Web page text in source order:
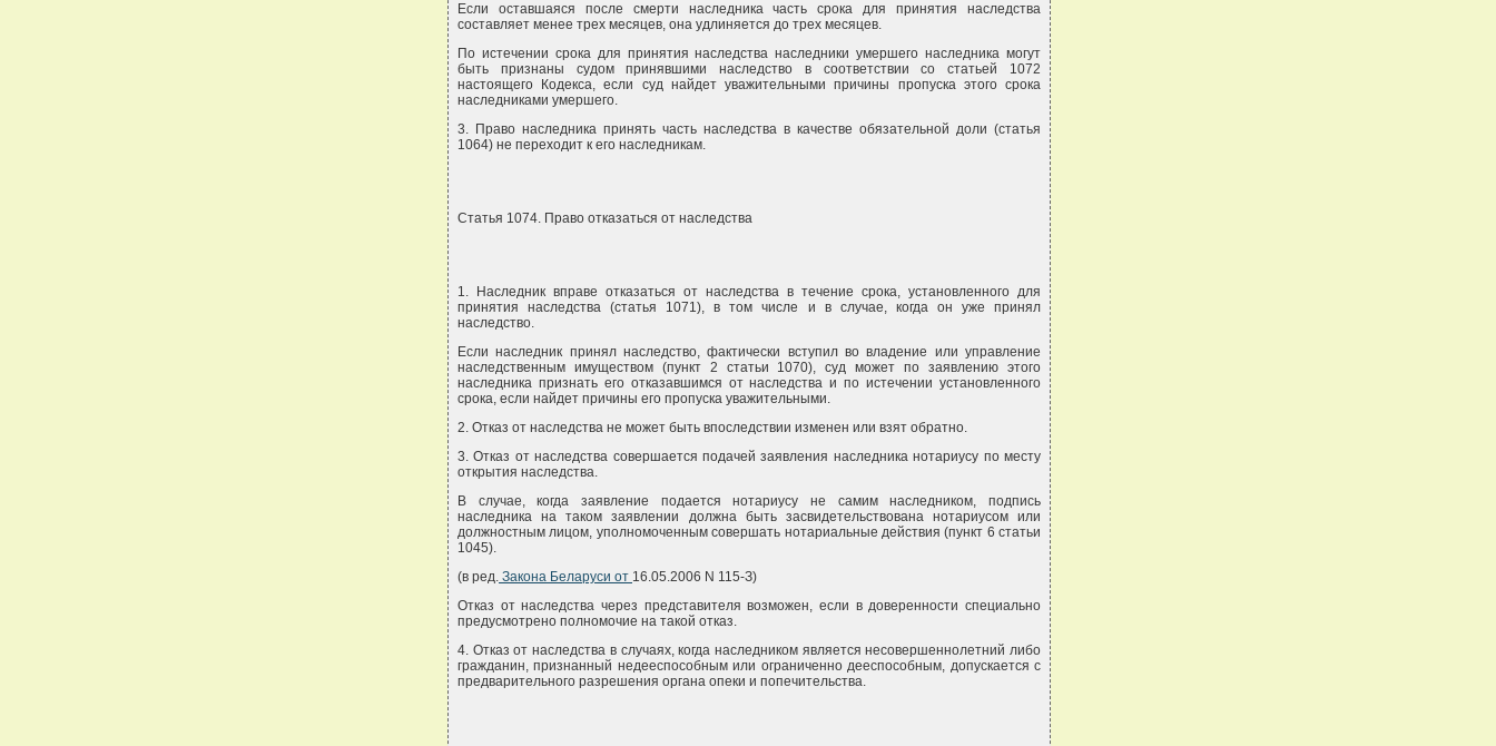
Если оставшаяся после смерти наследника часть срока для принятия наследства
составляет менее трех месяцев, она удлиняется до трех месяцев.
По истечении срока для принятия наследства наследники умершего наследника могут
быть признаны судом принявшими наследство в соответствии со статьей 1072
настоящего Кодекса, если суд найдет уважительными причины пропуска этого срока
наследниками умершего.
3. Право наследника принять часть наследства в качестве обязательной доли (статья
1064) не переходит к его наследникам.
Статья 1074. Право отказаться от наследства
1. Наследник вправе отказаться от наследства в течение срока, установленного для
принятия наследства (статья 1071), в том числе и в случае, когда он уже принял
наследство.
Если наследник принял наследство, фактически вступил во владение или управление
наследственным имуществом (пункт 2 статьи 1070), суд может по заявлению этого
наследника признать его отказавшимся от наследства и по истечении установленного
срока, если найдет причины его пропуска уважительными.
2. Отказ от наследства не может быть впоследствии изменен или взят обратно.
3. Отказ от наследства совершается подачей заявления наследника нотариусу по месту
открытия наследства.
В случае, когда заявление подается нотариусу не самим наследником, подпись
наследника на таком заявлении должна быть засвидетельствована нотариусом или
должностным лицом, уполномоченным совершать нотариальные действия (пункт 6 статьи
1045).
(в ред. Закона Беларуси от 16.05.2006 N 115-З)
Отказ от наследства через представителя возможен, если в доверенности специально
предусмотрено полномочие на такой отказ.
4. Отказ от наследства в случаях, когда наследником является несовершеннолетний либо
гражданин, признанный недееспособным или ограниченно дееспособным, допускается с
предварительного разрешения органа опеки и попечительства.